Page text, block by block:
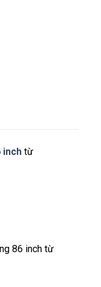
inch từ
86 inch từ